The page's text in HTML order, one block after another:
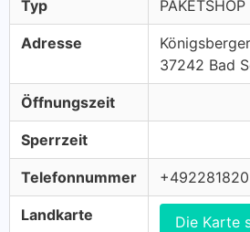
Typ PAKETSHOP
Adresse
37242 Bad
Öffnungszeit
Sperrzeit
Telefonnummer +492281820
Landkarte Die Karte